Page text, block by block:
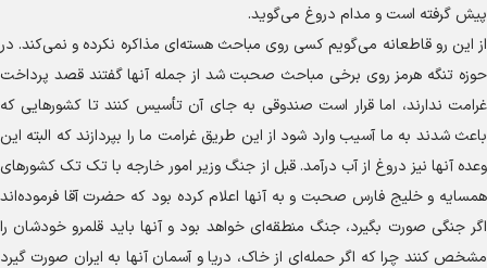
پیش گرفته است و مدام دروغ می‌گوید.
از این رو قاطعانه می‌گویم کسی روی مباحث هسته‌ای مذاکره نکرده و نمی‌کند. در
حوزه تنگه هرمز روی برخی مباحث صحبت شد از جمله آنها گفتند قصد پرداخت
غرامت ندارند، اما قرار است صندوقی به جای آن تأسیس کنند تا کشور‌هایی که
باعث شدند به ما آسیب وارد شود از این طریق غرامت ما را بپردازند که البته این
وعده آنها نیز دروغ از آب درآمد. قبل از جنگ وزیر امور خارجه با تک تک کشور‌های
همسایه و خلیج فارس صحبت و به آنها اعلام کرده بود که حضرت آقا فرموده‌اند
اگر جنگی صورت بگیرد، جنگ منطقه‌ای خواهد بود و آنها باید قلمرو خودشان را
مشخص کنند چرا که اگر حمله‌ای از خاک، دریا و آسمان آنها به ایران صورت گیرد